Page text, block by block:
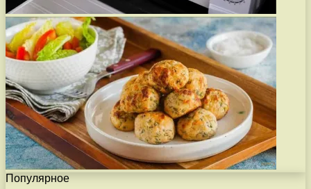
Популярное